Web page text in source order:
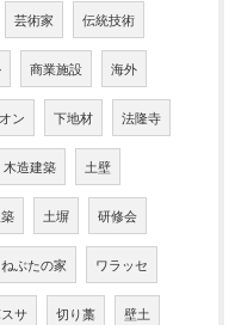
芸術家 伝統技術
商業施設 海外
ン 下地材 法隆寺
木造建築 土壁
土塀 研修会
ねぶたの家 ワラッセ
サ 切り藁 壁土